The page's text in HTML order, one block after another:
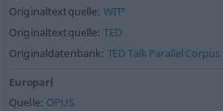
Originaltextquelle: WIT³
Originaltextquelle: TED
Originaldatenbank: TED Talk Parallel Corpus
Europarl
Quelle: OPUS